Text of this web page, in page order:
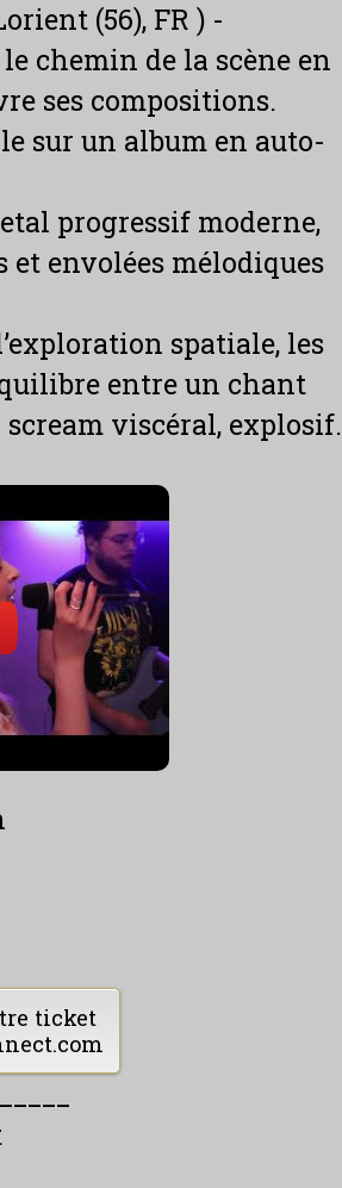
(56), FR ) -
chemin de la scène en
ses compositions.
sur un album en auto-
progressif moderne,
et envolées mélodiques
spatiale, les
entre un chant
viscéral, explosif.
ticket